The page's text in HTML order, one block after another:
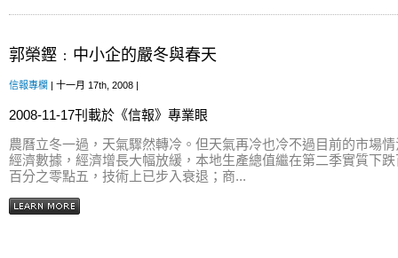
郭榮鏗﹕中小企的嚴冬與春天
信報專欄 | 十一月 17th, 2008 |
2008-11-17刊載於《信報》專業眼
農曆立冬一過，天氣驟然轉冷。但天氣再冷也冷不過目前的市場
經濟數據，經濟增長大幅放緩，本地生產總值繼在第二季實質下
百分之零點五，技術上已步入衰退；商...